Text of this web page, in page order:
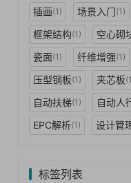
插画(1) 场景入门(1)
框架结构(1) 空心砌
瓷面(1) 纤维增强(1)
压型钢板(1) 夹芯板
自动扶梯(1) 自动人
EPC解析(1) 设计管
标签列表